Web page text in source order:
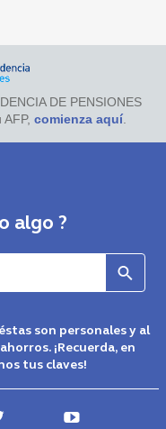
DE PENSIONES
AFP, comienza aquí.
algo ?
son personales y al
¡Recuerda, en
tus claves!